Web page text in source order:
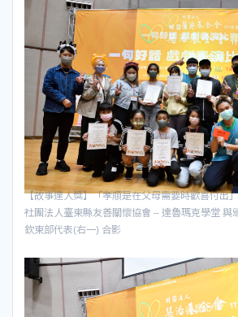
【故事達人獎】「孝順是在父母需要時歡喜付出」
社團法人臺東縣友善關懷協會 – 達魯瑪克學堂 與
欽東部代表(右一) 合影